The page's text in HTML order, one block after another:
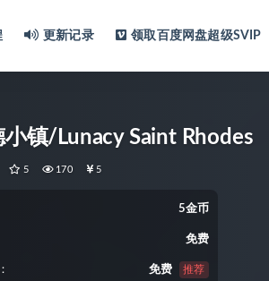
更新记录 领取百度网盘超级SVIP
镇/Lunacy Saint Rhodes
5 170 5
5金币
免费
免费 推荐